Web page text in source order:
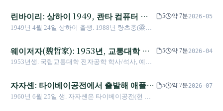
게 넘기고 그룹 회장으로 물러났다.
바이올린을 수집해 총 1362대(전 세계 최고).
2015/1/1 치메이 박물관 정식 개관(타이난 도시공
원). 바이올린을 사랑하고, 치메이 박물관은 무료 개
린바이리: 상하이 1949, 콴타 컴퓨터 창
립자이자 20년 항암의 노트북 ODM 왕
1949년 4월 24일 상하이 출생. 1988년 량츠충(梁次
단(20년 이상 항암 중). 콴타 2025년 매출 2조 돌파,
NVIDIA 주요 서버 파트너, Fortune 500 선정. 아들의
경영 승계 문제 주목받아. 2026년 현재 회장직 유지
5 약 7분2026-05
웨이저자(魏哲家): 1953년, 교통대학 전
자공학에서 예일대 박사까지, 그리고
1953년생. 국립교통대학 전자공학 학사/석사, 예일
이크로일렉트로닉스→싱가포르 차터드 세미컨덕터
→1998년 TSMC 입사. 2012년 류더인(劉德音)과 공
동으로 TSMC COO(최고운영책임자) 취임. 2018/6/5
5 약 7분2026-04
자자셴: 타이베이공전에서 출발해 애플
최대 파트너 페가트론이 되기까지
1960년 6월 25일 생. 자자셴은 타이베이공전(현 국
5 약 7분2026-07